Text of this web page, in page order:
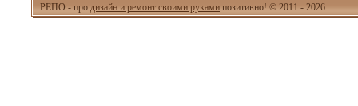
РЕПО - про дизайн и ремонт своими руками позитивно! © 2011 - 2026